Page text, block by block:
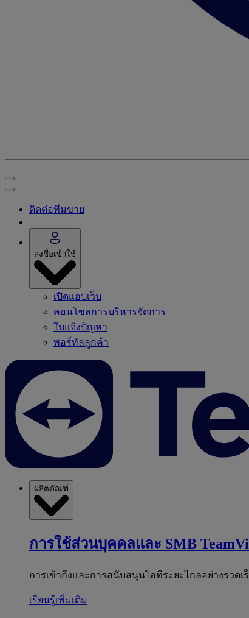
ติดต่อทีมขาย
ลงชื่อเข้าใช้
เปิดแอปเว็บ
คอนโซลการบริหารจัดการ
ใบแจ้งปัญหา
พอร์ทัลลูกค้า
ผลิตภัณฑ์
การใช้ส่วนบุคคลและ SMB
การเข้าถึงและการสนับสนุนไอทีระยะไกลอย่างรวดเ
เรียนรู้เพิ่มเติม